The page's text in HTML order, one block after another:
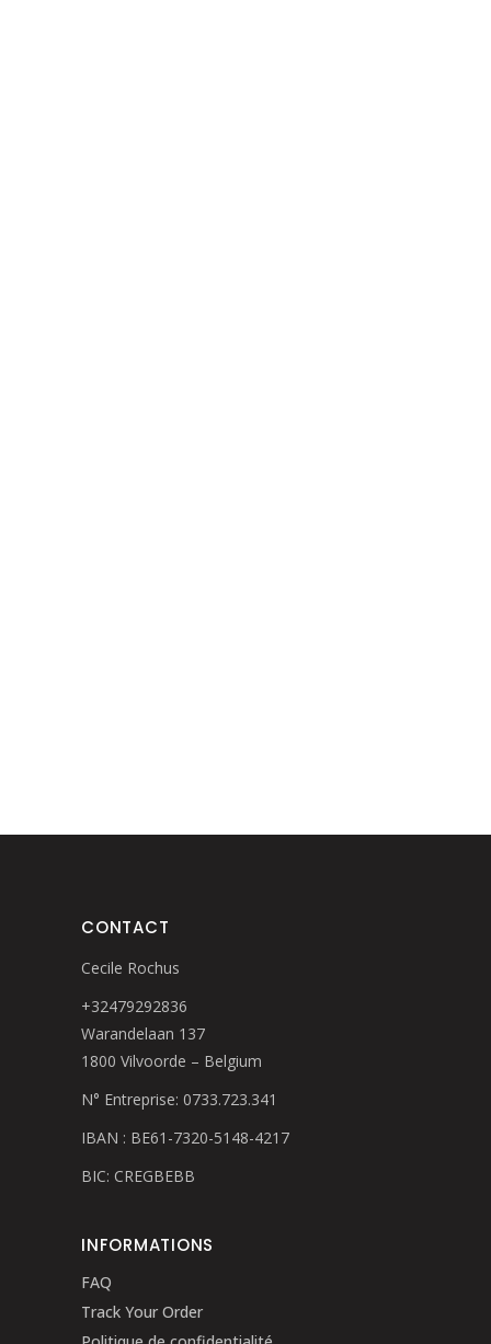
CONTACT
Cecile Rochus
+32479292836
Warandelaan 137
1800 Vilvoorde – Belgium
N° Entreprise: 0733.723.341
IBAN : BE61-7320-5148-4217
BIC: CREGBEBB
INFORMATIONS
FAQ
Track Your Order